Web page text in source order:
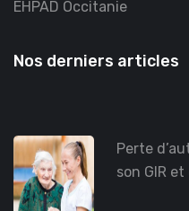
EHPAD Occitanie
Nos derniers articles
Perte
son GIR